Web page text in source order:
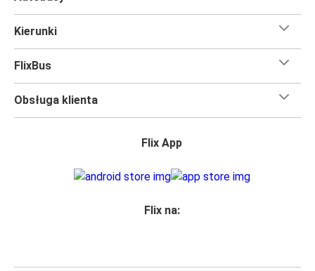
Kierunki
FlixBus
Obsługa klienta
Flix App
Flix na: